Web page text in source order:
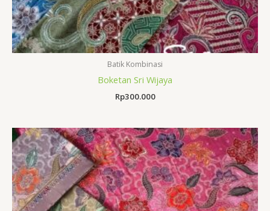
Batik Kombinasi
Boketan Sri Wijaya
Rp300.000